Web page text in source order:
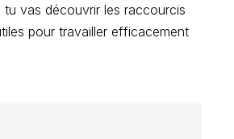
tu vas découvrir les raccourcis
pour travailler efficacement